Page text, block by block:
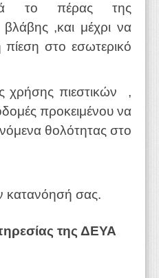
το πέρας της
,και μέχρι να
στο εσωτερικό
χρήσης πιεστικών ,
προκειμένου να
θολότητας στο
κατανόησή σας.
της ΔΕΥΑ